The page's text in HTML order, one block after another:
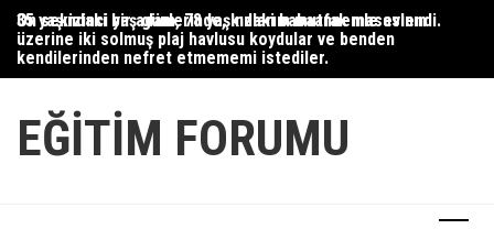
Skip
content
35 yaşındaki bir adam, 78 yaşındaki babaannemle evlendi.
On sekizinci yaş günlerinde, kızlarım mutfak masasının
üzerine iki solmuş plaj havlusu koydular ve benden
kendilerinden nefret etmememi istediler.
EĞITIM FORUMU